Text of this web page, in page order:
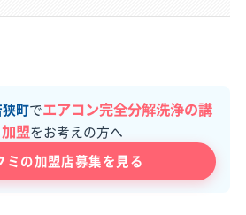
町でエアコン完全分解洗浄の講
盟をお考えの方へ
ミの加盟店募集を見る